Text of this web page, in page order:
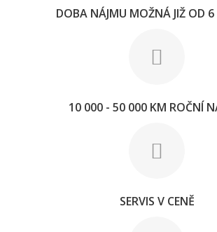
DOBA NÁJMU MOŽNÁ JIŽ OD 6
10 000 - 50 000 KM ROČNÍ
SERVIS V CENĚ